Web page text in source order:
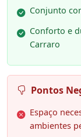
Conjunto
Conforto e
Carraro
Pontos
Espaço
ambientes